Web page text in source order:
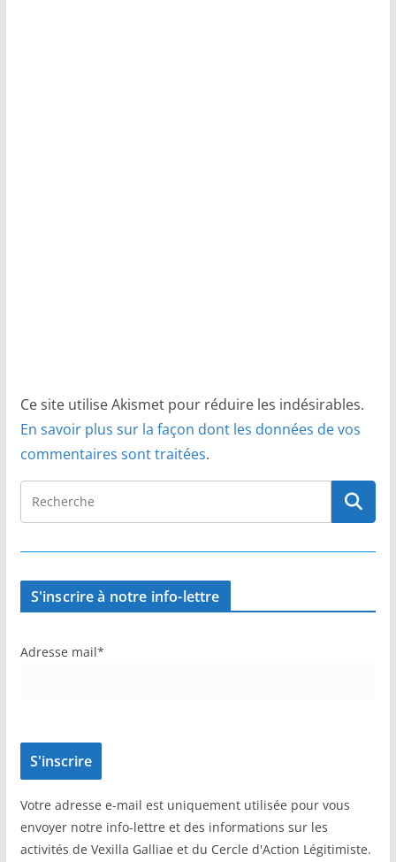
Ce site utilise Akismet pour réduire les indésirables.
En savoir plus sur la façon dont les données de vos
commentaires sont traitées.
S'inscrire à notre info-lettre
Adresse mail*
Votre adresse e-mail est uniquement utilisée pour vous
envoyer notre info-lettre et des informations sur les
activités de Vexilla Galliae et du Cercle d'Action Légitimiste.